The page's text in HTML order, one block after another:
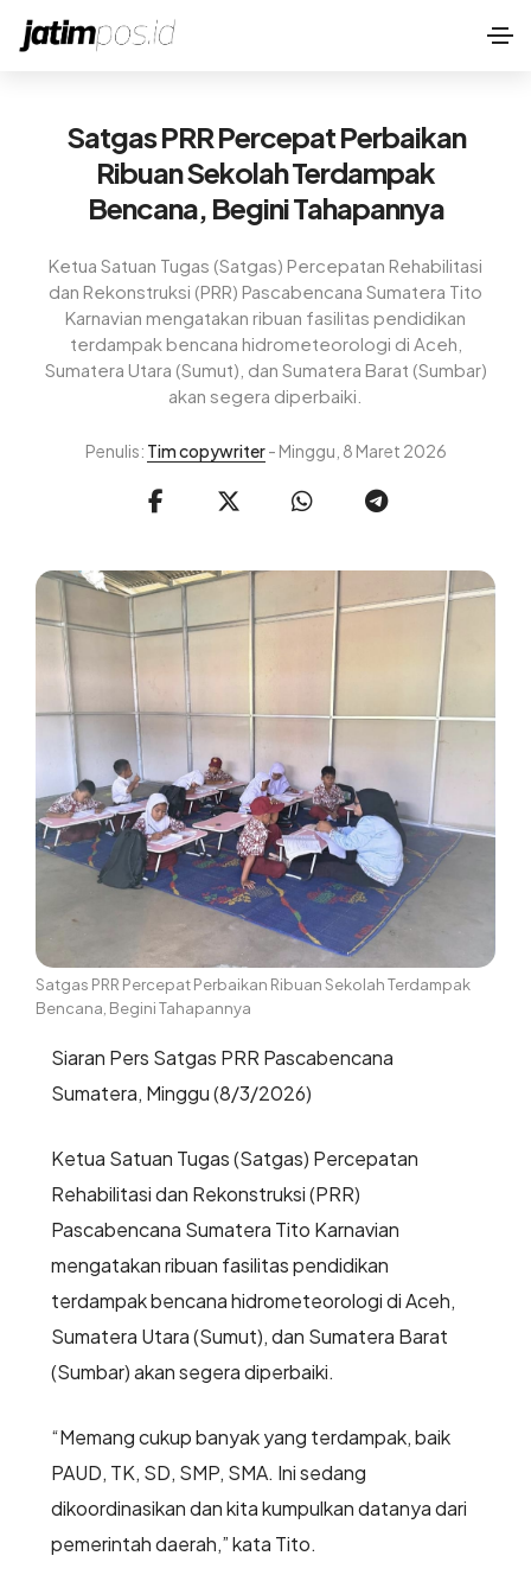
Satgas PRR Percepat Perbaikan
Ribuan Sekolah Terdampak
Bencana, Begini Tahapannya
Ketua Satuan Tugas (Satgas) Percepatan Rehabilitasi
dan Rekonstruksi (PRR) Pascabencana Sumatera Tito
Karnavian mengatakan ribuan fasilitas pendidikan
terdampak bencana hidrometeorologi di Aceh,
Sumatera Utara (Sumut), dan Sumatera Barat (Sumbar)
akan segera diperbaiki.
Penulis: Tim copywriter- Minggu, 8 Maret 2026
Satgas PRR Percepat Perbaikan Ribuan Sekolah Terdampak
Bencana, Begini Tahapannya
Siaran Pers Satgas PRR Pascabencana
Sumatera, Minggu (8/3/2026)
Ketua Satuan Tugas (Satgas) Percepatan
Rehabilitasi dan Rekonstruksi (PRR)
Pascabencana Sumatera Tito Karnavian
mengatakan ribuan fasilitas pendidikan
terdampak bencana hidrometeorologi di Aceh,
Sumatera Utara (Sumut), dan Sumatera Barat
(Sumbar) akan segera diperbaiki.
“Memang cukup banyak yang terdampak, baik
PAUD, TK, SD, SMP, SMA. Ini sedang
dikoordinasikan dan kita kumpulkan datanya dari
pemerintah daerah,” kata Tito.